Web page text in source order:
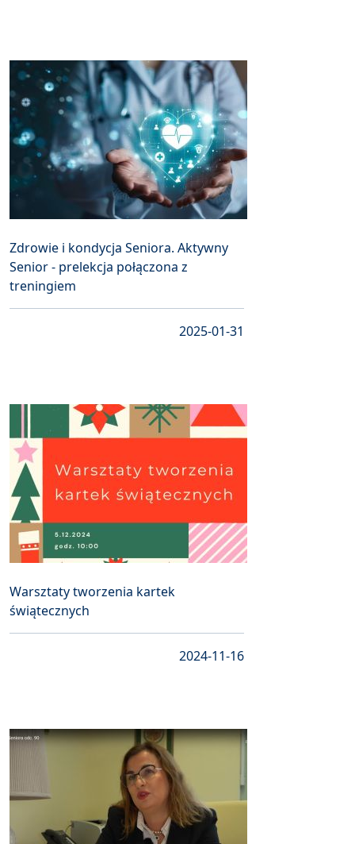
Zdrowie i kondycja Seniora. Aktywny
Senior - prelekcja połączona z
treningiem
2025-01-31
Warsztaty tworzenia kartek
świątecznych
2024-11-16